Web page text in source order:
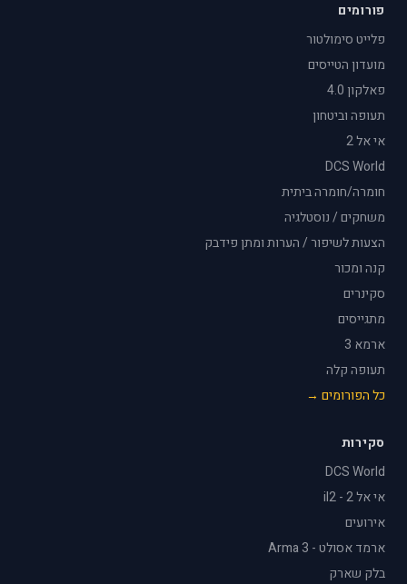
פורומים
פלייט סימולטור
מועדון הטייסים
פאלקון 4.0
תעופה וביטחון
אי אל 2
DCS World
חומרה/חומרה ביתית
משחקים / נוסטלגיה
הצעות לשיפור / הערות ומתן פידבק
קנה ומכור
סקינרים
מתגייסים
ארמא 3
תעופה קלה
כל הפורומים →
סקירות
DCS World
אי אל 2 - il2
אירועים
ארמד אסולט - Arma 3
בלק שארק